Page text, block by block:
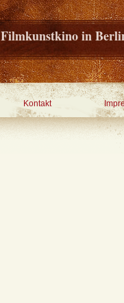
Filmkunstkino in
Kontakt